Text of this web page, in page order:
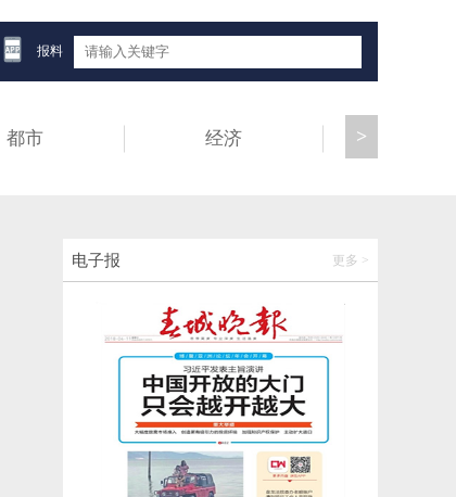
报料
都市 经济 >
电子报 更多 >
际影会大理站启动
2026-06-14 21:12:44
36人被追责问责！辽绥渔35261船重大倾覆
AI守护银发晚年，南博会必看的数智康养居
家新范本
2026-06-14 20:46:38
“五优三免两关爱”！云南省无偿献血者可享
这些权益→
2026-06-14 20:46:53
从种苗到冷链！玉溪易门小浆果现代化种植